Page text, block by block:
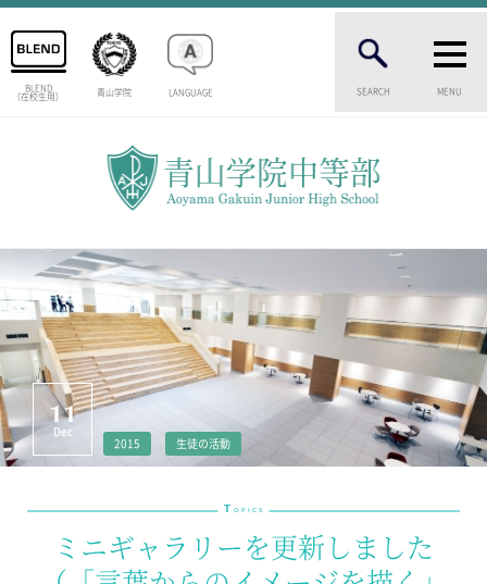
BLEND
（在校生用） 青山学院 LANGUAGE SEARCH MENU
中等部の歴史
特色ある教育
生徒数・教職員数
一貫校の流れ
卒業生インタビュー
校舎情報
メディアライブラリー
教育の特色・紹介
教育課程
11
Dec
2015 生徒の活動
T OPICS
ミニギャラリーを更新しました